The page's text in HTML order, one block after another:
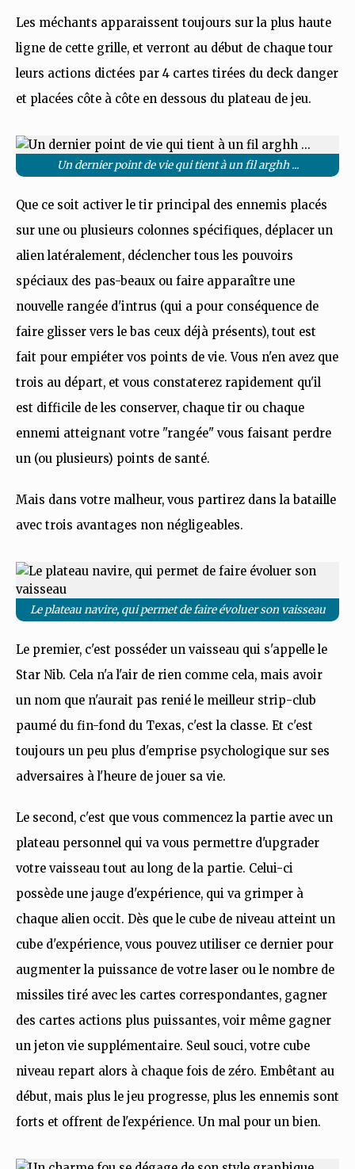
Les méchants apparaissent toujours sur la plus haute
ligne de cette grille, et verront au début de chaque tour
leurs actions dictées par 4 cartes tirées du deck danger
et placées côte à côte en dessous du plateau de jeu.
Un dernier point de vie qui tient à un fil arghh ...
Que ce soit activer le tir principal des ennemis placés
sur une ou plusieurs colonnes spécifiques, déplacer un
alien latéralement, déclencher tous les pouvoirs
spéciaux des pas-beaux ou faire apparaître une
nouvelle rangée d'intrus (qui a pour conséquence de
faire glisser vers le bas ceux déjà présents), tout est
fait pour empiéter vos points de vie. Vous n'en avez que
trois au départ, et vous constaterez rapidement qu'il
est difficile de les conserver, chaque tir ou chaque
ennemi atteignant votre "rangée" vous faisant perdre
un (ou plusieurs) points de santé.
Mais dans votre malheur, vous partirez dans la bataille
avec trois avantages non négligeables.
Le plateau navire, qui permet de faire évoluer son vaisseau
Le premier, c'est posséder un vaisseau qui s'appelle le
Star Nib. Cela n'a l'air de rien comme cela, mais avoir
un nom que n'aurait pas renié le meilleur strip-club
paumé du fin-fond du Texas, c'est la classe. Et c'est
toujours un peu plus d'emprise psychologique sur ses
adversaires à l'heure de jouer sa vie.
Le second, c'est que vous commencez la partie avec un
plateau personnel qui va vous permettre d'upgrader
votre vaisseau tout au long de la partie. Celui-ci
possède une jauge d'expérience, qui va grimper à
chaque alien occit. Dès que le cube de niveau atteint un
cube d'expérience, vous pouvez utiliser ce dernier pour
augmenter la puissance de votre laser ou le nombre de
missiles tiré avec les cartes correspondantes, gagner
des cartes actions plus puissantes, voir même gagner
un jeton vie supplémentaire. Seul souci, votre cube
niveau repart alors à chaque fois de zéro. Embêtant au
début, mais plus le jeu progresse, plus les ennemis sont
forts et offrent de l'expérience. Un mal pour un bien.